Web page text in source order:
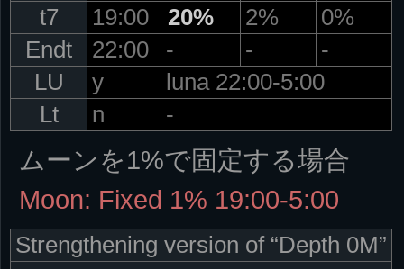
t7
19:00 20% 2%
0%
Endt
22:00 - -
-
LU
y
luna 22:00-5:00
Lt
n -
ムーンを1%で固定する場合
Moon: Fixed 1% 19:00-5:00
Strengthening version of “Depth 0M”